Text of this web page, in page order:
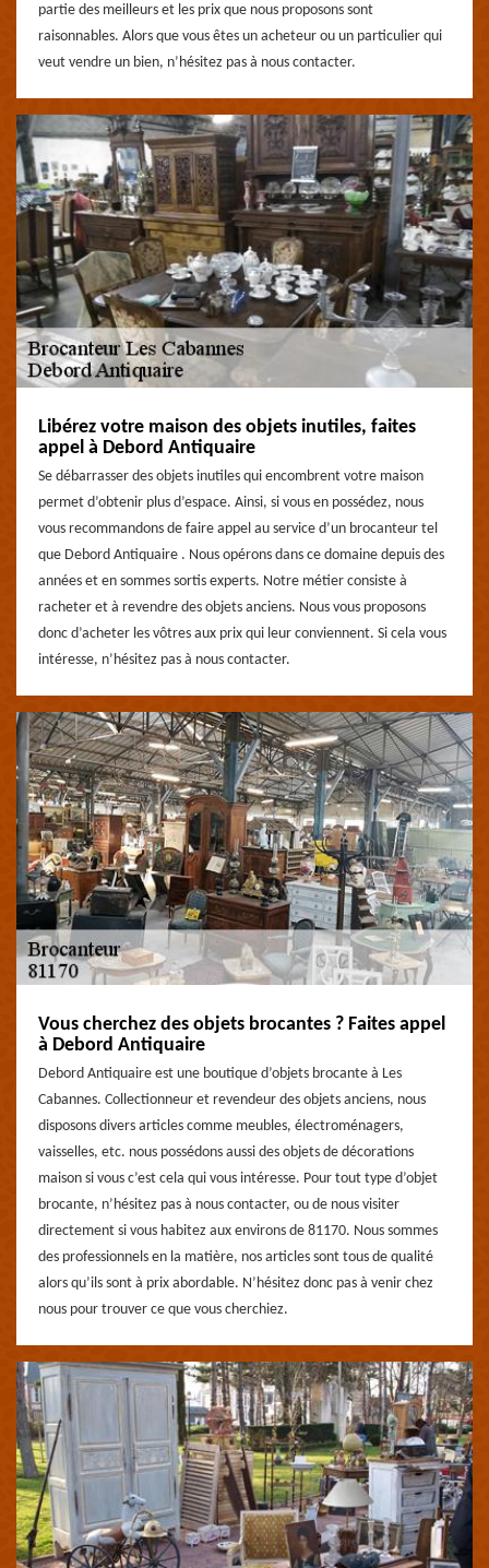
partie des meilleurs et les prix que nous proposons sont
raisonnables. Alors que vous êtes un acheteur ou un particulier qui
veut vendre un bien, n’hésitez pas à nous contacter.
Libérez votre maison des objets inutiles, faites
appel à Debord Antiquaire
Se débarrasser des objets inutiles qui encombrent votre maison
permet d’obtenir plus d’espace. Ainsi, si vous en possédez, nous
vous recommandons de faire appel au service d’un brocanteur tel
que Debord Antiquaire . Nous opérons dans ce domaine depuis des
années et en sommes sortis experts. Notre métier consiste à
racheter et à revendre des objets anciens. Nous vous proposons
donc d’acheter les vôtres aux prix qui leur conviennent. Si cela vous
intéresse, n’hésitez pas à nous contacter.
Vous cherchez des objets brocantes ? Faites appel
à Debord Antiquaire
Debord Antiquaire est une boutique d’objets brocante à Les
Cabannes. Collectionneur et revendeur des objets anciens, nous
disposons divers articles comme meubles, électroménagers,
vaisselles, etc. nous possédons aussi des objets de décorations
maison si vous c’est cela qui vous intéresse. Pour tout type d’objet
brocante, n’hésitez pas à nous contacter, ou de nous visiter
directement si vous habitez aux environs de 81170. Nous sommes
des professionnels en la matière, nos articles sont tous de qualité
alors qu’ils sont à prix abordable. N’hésitez donc pas à venir chez
nous pour trouver ce que vous cherchiez.